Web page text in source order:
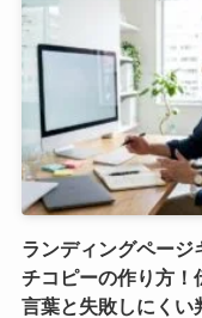
ランディングページ
チコピーの作り方！
言葉と失敗しにくい